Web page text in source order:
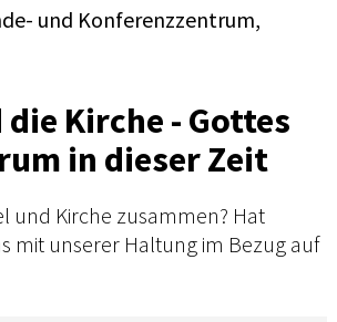
und Konferenzzentrum,
Kirche - Gottes
in dieser Zeit
und Kirche zusammen? Hat
mit unserer Haltung im Bezug auf